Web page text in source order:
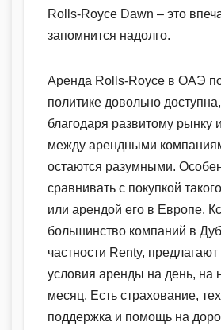
Rolls-Royce Dawn – это
запомнится надолго.
Аренда Rolls-Royce в ОАЭ
политике довольно
благодаря развитому рынку
между арендными
остаются разумными.
сравнивать с покупкой
или арендой его в Европе.
большинство компаний в
частности Renty, предлагают
условия аренды на день, на
месяц. Есть страхование,
поддержка и помощь на